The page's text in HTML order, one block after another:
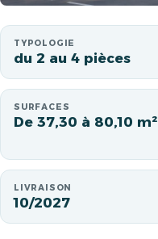
TYPOLOGIE
du 2 au 4 pièces
SURFACES
De 37,30 à 80,10 m²
LIVRAISON
10/2027